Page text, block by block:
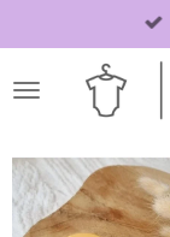
direct
naar